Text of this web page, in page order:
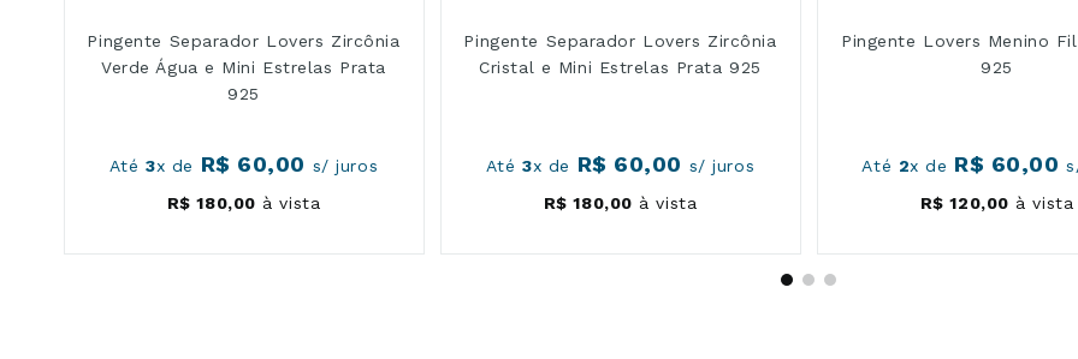
Pingente Separador Lovers Zircônia
Verde Água e Mini Estrelas Prata
925
Até3x de R$ 60,00 s/ juros
R$ 180,00 à vista
Pingente Separador Lovers Zircônia
Cristal e Mini Estrelas Prata 925
Até3x de R$ 60,00 s/ juros
R$ 180,00 à vista
Pingente Lovers Menino
925
Até 2x de R$ 60,00
R$ 120,00 à vista